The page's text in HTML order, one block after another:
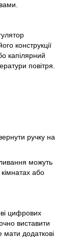
конструкції
капілярний
повітря.
ручку на
можуть
або
цифрових
виставити
додаткові